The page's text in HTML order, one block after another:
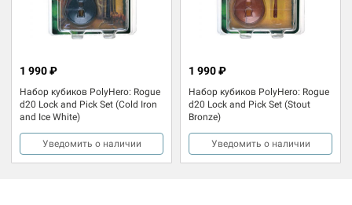
Набор кубиков PolyHero: Rogue
d20 Lock and Pick Set (Cold Iron
and Ice White)
1 990 ₽
Уведомить о наличии
Набор кубиков PolyHero: Rogue
d20 Lock and Pick Set (Stout
Bronze)
1 990 ₽
Уведомить о наличии